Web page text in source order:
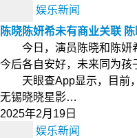
娱乐新闻
陈晓陈妍希未有商业关联
今日，演员陈晓和陈妍希
今后各自安好，未来同为孩
天眼查App显示，目前，
无锡晓晓星影…
2025年2月19日
娱乐新闻